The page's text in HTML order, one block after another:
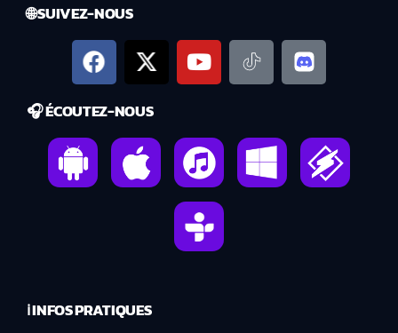
🌐 SUIVEZ-NOUS
🎧 ÉCOUTEZ-NOUS
ℹ️ INFOS PRATIQUES